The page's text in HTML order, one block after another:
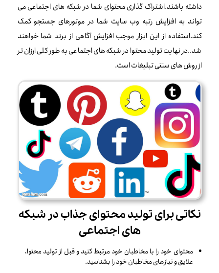
داشته باشند.اشتراک گذاری محتوای شما در شبکه های اجتماعی می
تواند به افزایش رتبه وب سایت شما در موتورهای جستجو کمک
کند.استفاده از این ابزار موجب افزایش آگاهی از برند شما خواهند
شد..در نهایت تولید محتوا در شبکه های اجتماعی به طور کلی ارزان تر
از روش های سنتی تبلیغات است.
نکاتی برای تولید محتوای جذاب در شبکه
های اجتماعی
محتوای خود را با مخاطبان خود مرتبط کنید و قبل از تولید محتوا،
علایق و نیازهای مخاطبان خود را بشناسید.